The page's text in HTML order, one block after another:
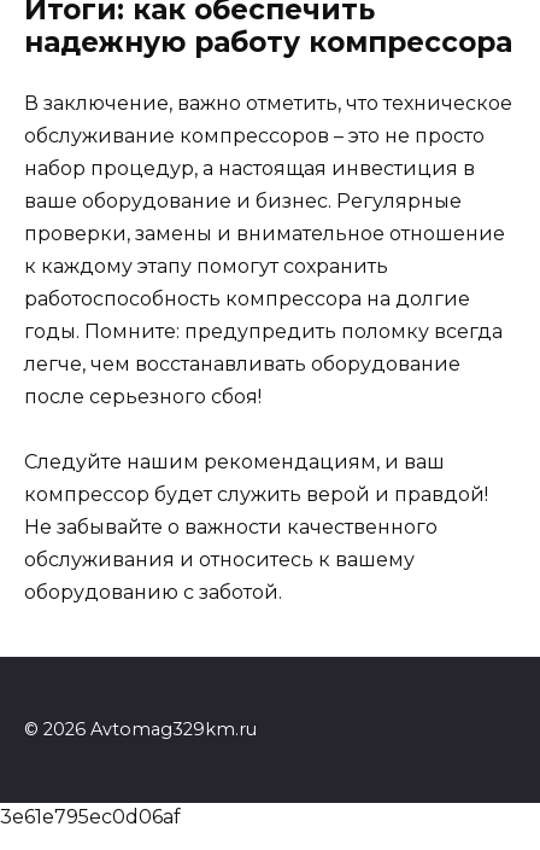
Итоги: как обеспечить
надежную работу компрессора
В заключение, важно отметить, что техническое
обслуживание компрессоров – это не просто
набор процедур, а настоящая инвестиция в
ваше оборудование и бизнес. Регулярные
проверки, замены и внимательное отношение
к каждому этапу помогут сохранить
работоспособность компрессора на долгие
годы. Помните: предупредить поломку всегда
легче, чем восстанавливать оборудование
после серьезного сбоя!
Следуйте нашим рекомендациям, и ваш
компрессор будет служить верой и правдой!
Не забывайте о важности качественного
обслуживания и относитесь к вашему
оборудованию с заботой.
© 2026 Avtomag329km.ru
3e61e795ec0d06af